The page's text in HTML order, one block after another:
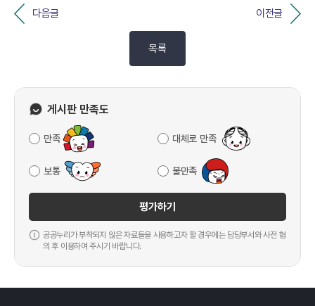
다음글 이전글
목록
게시판 만족도
만족 대체로 만족
보통 불만족
평가하기
공공누리가 부착되지 않은 자료들을 사용하고자 할 경우에는 담당부서와 사전 협
의 후 이용하여 주시기 바랍니다.